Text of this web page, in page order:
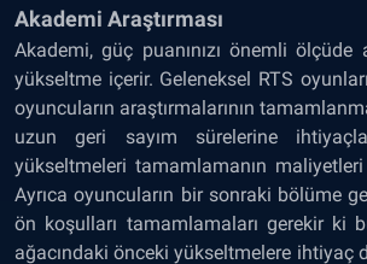
Akademi Araştırması
Akademi, güç puanınızı önemli ölçüde
yükseltme içerir. Geleneksel RTS
oyuncuların araştırmalarının
uzun geri sayım sürelerine
yükseltmeleri tamamlamanın
Ayrıca oyuncuların bir sonraki bölüme
ön koşulları tamamlamaları gerekir ki
ağacındaki önceki yükseltmelere ihtiyaç